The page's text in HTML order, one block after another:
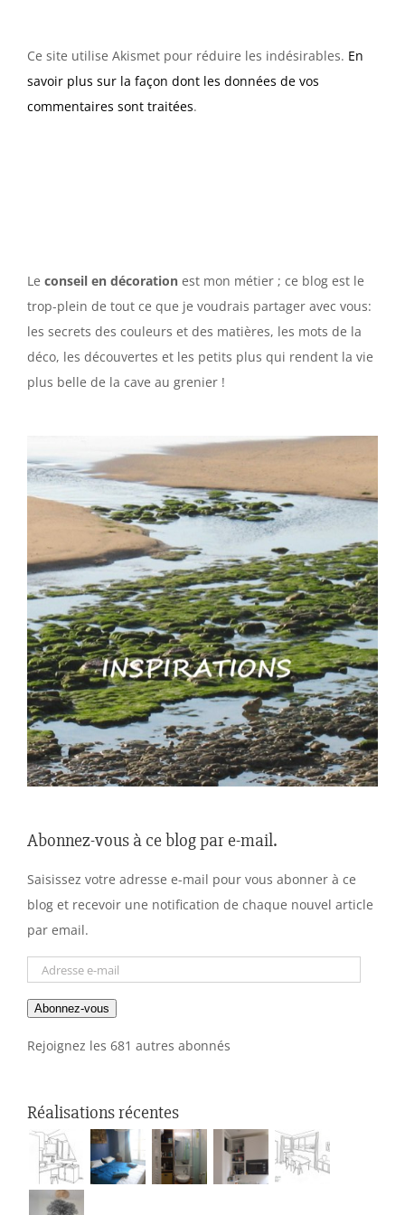
Ce site utilise Akismet pour réduire les indésirables. En
savoir plus sur la façon dont les données de vos
commentaires sont traitées.
Le conseil en décoration est mon métier ; ce blog est le
trop-plein de tout ce que je voudrais partager avec vous:
les secrets des couleurs et des matières, les mots de la
déco, les découvertes et les petits plus qui rendent la vie
plus belle de la cave au grenier !
Abonnez-vous à ce blog par e-mail.
Saisissez votre adresse e-mail pour vous abonner à ce
blog et recevoir une notification de chaque nouvel article
par email.
Adresse
mail
Abonnez-vous
Rejoignez les 681 autres abonnés
Réalisations récentes